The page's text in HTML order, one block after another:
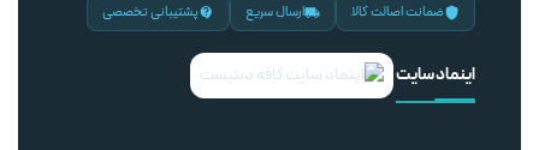
ضمانت اصالت کالا ارسال سریع پشتیبانی تخصصی
اینماد سایت